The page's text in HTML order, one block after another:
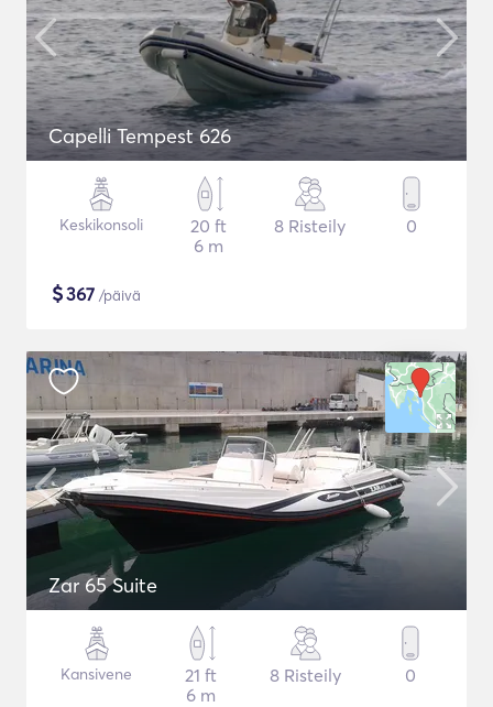
Capelli Tempest 626
Keskikonsoli
20 ft
6 m
8 Risteily 0
$367 /päivä
Zar 65 Suite
Kansivene
21 ft
6 m
8 Risteily 0